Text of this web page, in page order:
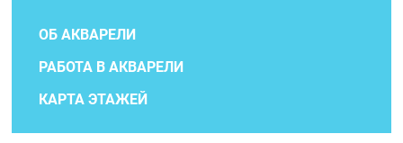
ОБ АКВАРЕЛИ
РАБОТА В АКВАРЕЛИ
КАРТА ЭТАЖЕЙ